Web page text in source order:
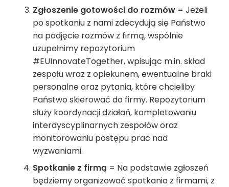
Zgłoszenie gotowości do rozmów = Jeżeli
po spotkaniu z nami zdecydują się Państwo
na podjęcie rozmów z firmą, wspólnie
uzupełnimy repozytorium
#EUInnovateTogether, wpisując m.in. skład
zespołu wraz z opiekunem, ewentualne braki
personalne oraz pytania, które chcieliby
Państwo skierować do firmy. Repozytorium
służy koordynacji działań, kompletowaniu
interdyscyplinarnych zespołów oraz
monitorowaniu postępu prac nad
wyzwaniami.
Spotkanie z firmą = Na podstawie zgłoszeń
będziemy organizować spotkania z firmami, z